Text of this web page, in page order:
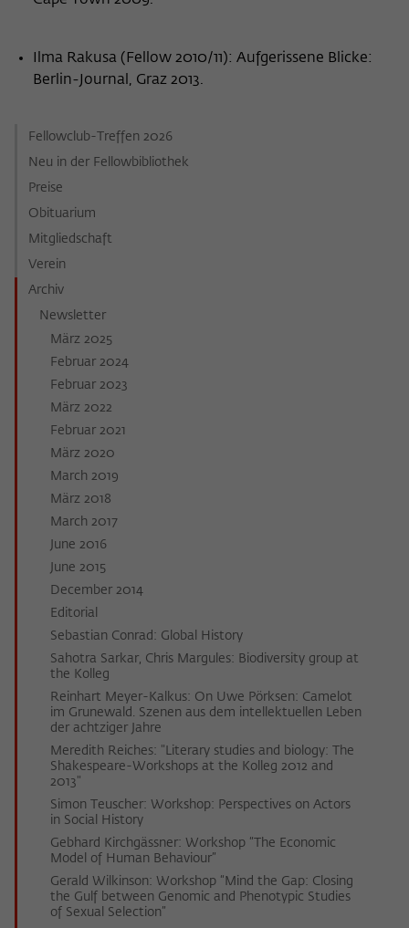
Ilma Rakusa (Fellow 2010/11): Aufgerissene Blicke:
Berlin-Journal, Graz 2013.
Fellowclub-Treffen 2026
Neu in der Fellowbibliothek
Preise
Obituarium
Mitgliedschaft
Verein
Archiv
Newsletter
März 2025
Februar 2024
Februar 2023
März 2022
Februar 2021
März 2020
March 2019
März 2018
March 2017
June 2016
June 2015
December 2014
Editorial
Sebastian Conrad: Global History
Sahotra Sarkar, Chris Margules: Biodiversity group at
the Kolleg
Reinhart Meyer-Kalkus: On Uwe Pörksen: Camelot
im Grunewald. Szenen aus dem intellektuellen Leben
der achtziger Jahre
Meredith Reiches: "Literary studies and biology: The
Shakespeare-Workshops at the Kolleg 2012 and
2013"
Simon Teuscher: Workshop: Perspectives on Actors
in Social History
Gebhard Kirchgässner: Workshop “The Economic
Model of Human Behaviour”
Gerald Wilkinson: Workshop “Mind the Gap: Closing
the Gulf between Genomic and Phenotypic Studies
of Sexual Selection”